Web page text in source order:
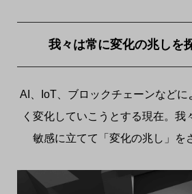
我々は常に変化の兆しを
AI、IoT、ブロックチェーンなどに
く変化していこうとする現在。我
敏感に立てて「変化の兆し」を